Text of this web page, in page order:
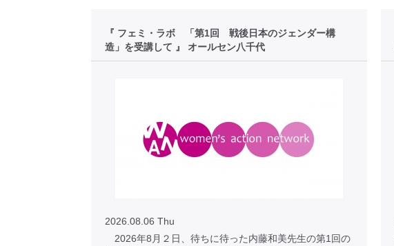
『 フェミ・ラボ 「第1回 戦後日本のジェンダー構
造」を受講して 』 オールセン八千代
2026.08.06 Thu
2026年8月２日、待ちに待った内藤和美先生の第1回の